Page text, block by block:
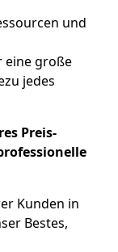
und
eine große
jedes
Preis-
Kunden in
Bestes,